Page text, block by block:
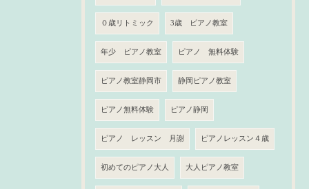
０歳リトミック 3歳 ピアノ教室
年少 ピアノ教室 ピアノ 無料体験
ピアノ教室静岡市 静岡ピアノ教室
ピアノ無料体験 ピアノ静岡
ピアノ レッスン 月謝 ピアノレッスン４歳
初めてのピアノ大人 大人ピアノ教室